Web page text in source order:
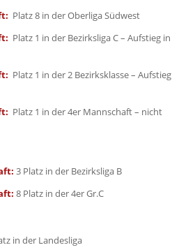
Platz 8 in der Oberliga Südwest
Platz 1 in der Bezirksliga C – Aufstieg in
Platz 1 in der 2 Bezirksklasse – Aufstieg
Platz 1 in der 4er Mannschaft – nicht
3 Platz in der Bezirksliga B
8 Platz in der 4er Gr.C
in der Landesliga